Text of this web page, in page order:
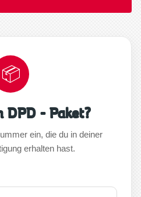
📦
DPD - Paket?
ein, die du in deiner
erhalten hast.